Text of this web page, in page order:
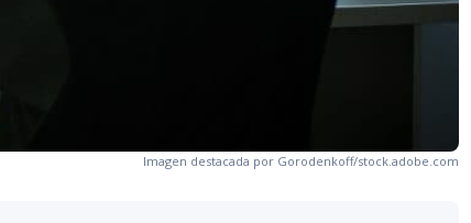
Imagen destacada por Gorodenkoff/stock.adobe.com